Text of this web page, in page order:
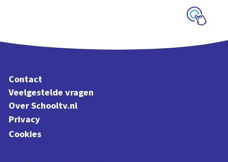
Contact
Veelgestelde vragen
Over Schooltv.nl
Privacy
Cookies